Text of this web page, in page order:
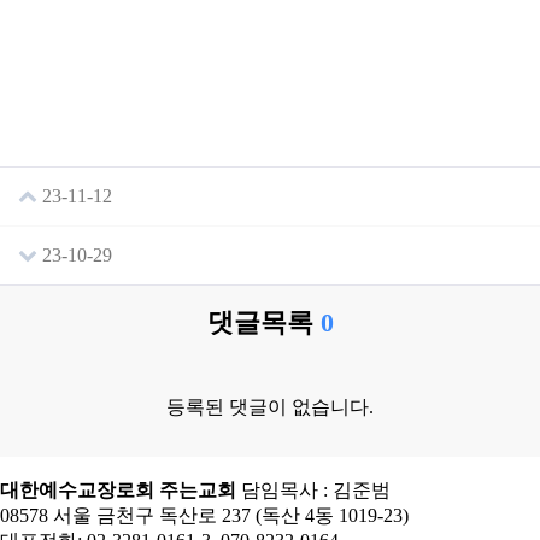
23-11-12
23-10-29
댓글목록 0
등록된 댓글이 없습니다.
대한예수교장로회 주는교회 담임목사 : 김준범
08578 서울 금천구 독산로 237 (독산 4동 1019-23)